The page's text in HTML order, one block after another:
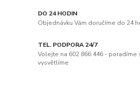
DO 24 HODIN
Objednávku Vám doručíme do 24
TEL. PODPORA 24/7
Volejte na 602 866 446 - poradíme
vysvětlíme